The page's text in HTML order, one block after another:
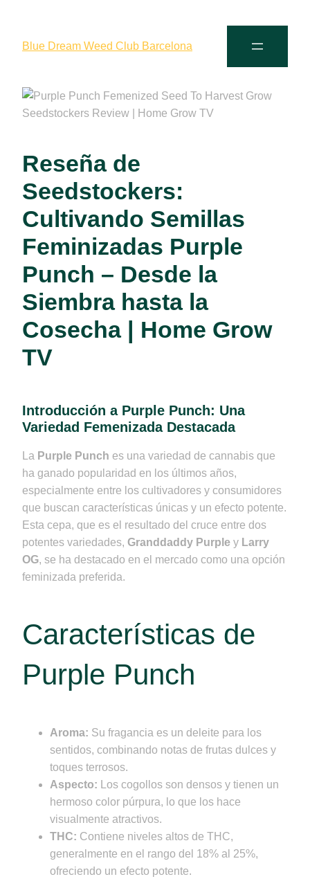
Blue Dream Weed Club Barcelona
Reseña de
Seedstockers:
Cultivando Semillas
Feminizadas Purple
Punch – Desde la
Siembra hasta la
Cosecha | Home Grow
TV
Introducción a Purple Punch: Una
Variedad Femenizada Destacada
La Purple Punch es una variedad de cannabis que
ha ganado popularidad en los últimos años,
especialmente entre los cultivadores y consumidores
que buscan características únicas y un efecto potente.
Esta cepa, que es el resultado del cruce entre dos
potentes variedades, Granddaddy Purple y Larry
OG, se ha destacado en el mercado como una opción
feminizada preferida.
Características de
Purple Punch
Aroma: Su fragancia es un deleite para los
sentidos, combinando notas de frutas dulces y
toques terrosos.
Aspecto: Los cogollos son densos y tienen un
hermoso color púrpura, lo que los hace
visualmente atractivos.
THC: Contiene niveles altos de THC,
generalmente en el rango del 18% al 25%,
ofreciendo un efecto potente.